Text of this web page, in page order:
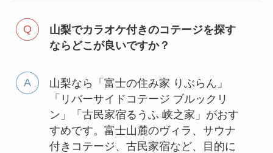
山梨でカラオケ付きのコテージを探す
ならどこが良いですか？
山梨なら「富士の住み家 りぶらん」
「リバーサイドコテージ ブルックリ
ン」「古民家宿るうふ 峡之家」がおす
すめです。富士山麓のヴィラ、サウナ
付きコテージ、古民家宿など、目的に